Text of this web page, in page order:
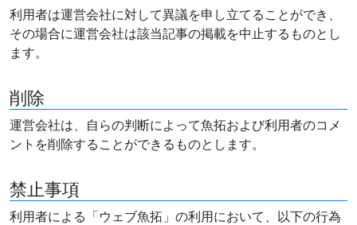
利用者は運営会社に対して異議を申し立てることができ、
その場合に運営会社は該当記事の掲載を中止するものとし
ます。
削除
運営会社は、自らの判断によって魚拓および利用者のコメ
ントを削除することができるものとします。
禁止事項
利用者による「ウェブ魚拓」の利用において、以下の行為